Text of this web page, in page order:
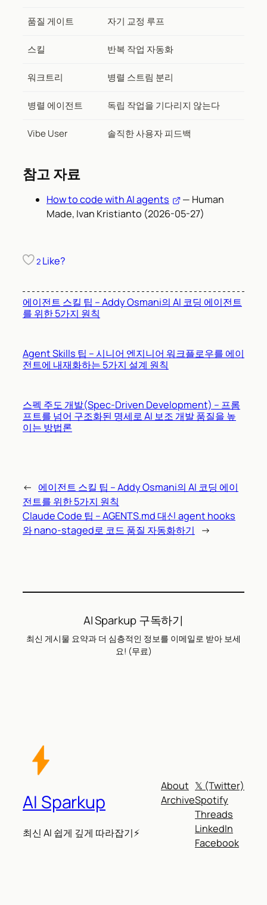
품질 게이트 자기 교정 루프
스킬 반복 작업 자동화
워크트리 병렬 스트림 분리
병렬 에이전트 독립 작업을 기다리지 않는다
Vibe User 솔직한 사용자 피드백
참고 자료
How to code with AI agents
— Human
Made, Ivan Kristianto (2026-05-27)
2 Like?
에이전트 스킬 팁 – Addy Osmani의 AI 코딩 에이전트
를 위한 5가지 원칙
Agent Skills 팁 – 시니어 엔지니어 워크플로우를 에이
전트에 내재화하는 5가지 설계 원칙
스펙 주도 개발(Spec-Driven Development) – 프롬
프트를 넘어 구조화된 명세로 AI 보조 개발 품질을 높
이는 방법론
← 에이전트 스킬 팁 – Addy Osmani의 AI 코딩 에이
전트를 위한 5가지 원칙
Claude Code 팁 – AGENTS.md 대신 agent hooks
와 nano-staged로 코드 품질 자동화하기
→
AI Sparkup 구독하기
최신 게시물 요약과 더 심층적인 정보를 이메일로 받아 보세
요! (무료)
AI Sparkup
최신 AI 쉽게 깊게 따라잡기⚡
About
Archive
𝕏 (Twitter)
Spotify
Threads
LinkedIn
Facebook